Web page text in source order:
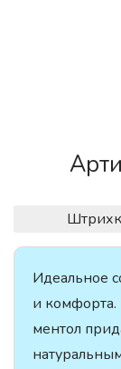
Идеальное
и комфорта.
ментол